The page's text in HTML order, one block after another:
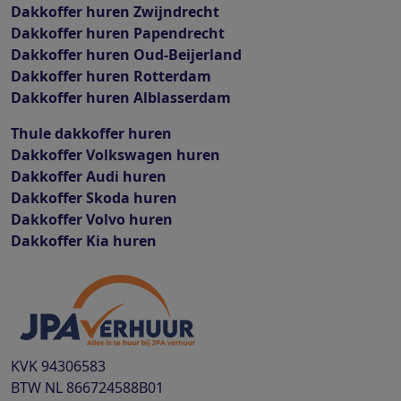
Dakkoffer huren Zwijndrecht
Dakkoffer huren Papendrecht
Dakkoffer huren Oud-Beijerland
Dakkoffer huren Rotterdam
Dakkoffer huren Alblasserdam
Thule dakkoffer huren
Dakkoffer Volkswagen huren
Dakkoffer Audi huren
Dakkoffer Skoda huren
Dakkoffer Volvo huren
Dakkoffer Kia huren
KVK 94306583
BTW NL 866724588B01